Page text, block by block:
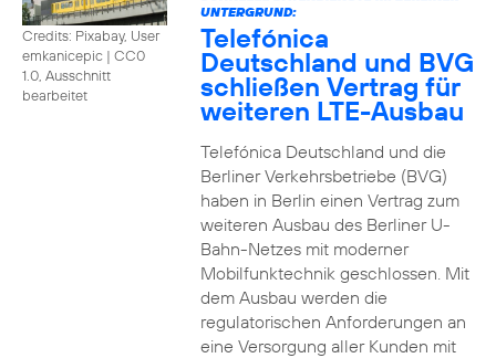
Credits: Pixabay, User
emkanicepic | CC0
1.0, Ausschnitt
bearbeitet
UNTERGRUND:
Telefónica
Deutschland und BVG
schließen Vertrag für
weiteren LTE-Ausbau
Telefónica Deutschland und die
Berliner Verkehrsbetriebe (BVG)
haben in Berlin einen Vertrag zum
weiteren Ausbau des Berliner U-
Bahn-Netzes mit moderner
Mobilfunktechnik geschlossen. Mit
dem Ausbau werden die
regulatorischen Anforderungen an
eine Versorgung aller Kunden mit